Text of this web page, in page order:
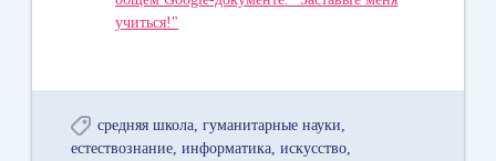
учиться!"
средняя школа гуманитарные науки
естествознание информатика искусство